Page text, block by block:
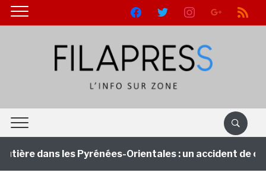
facebooktwitter instagramgoogle rss
dans les Pyrénées-Orientales : un accident de